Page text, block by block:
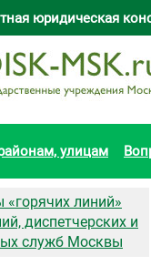
юридическая
улицам
линий»
диспетчерских и
служб Москвы